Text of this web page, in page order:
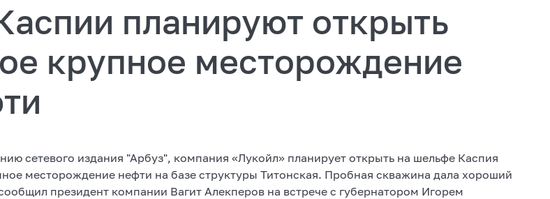
планируют открыть
крупное месторождение
сетевого издания "Арбуз", компания «Лукойл» планирует открыть на шельфе Каспия
месторождение нефти на базе структуры Титонская. Пробная скважина дала хороший
сообщил президент компании Вагит Алекперов на встрече с губернатором Игорем